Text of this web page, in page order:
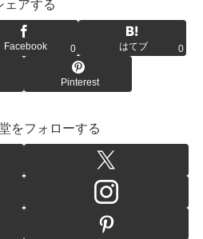
ェアする
Facebook 0 はてブ 0
Pinterest
をフォローする